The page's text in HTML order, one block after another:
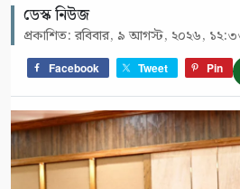
ডেস্ক নিউজ
প্রকাশিত: রবিবার, ৯ আগস্ট, ২০২৬, ১২:৩৩
Facebook Tweet Pin